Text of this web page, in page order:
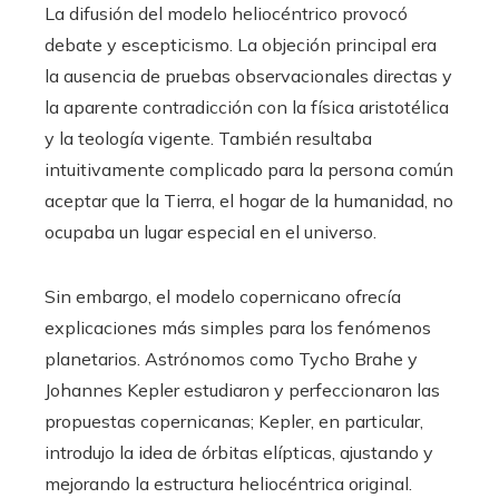
La difusión del modelo heliocéntrico provocó
debate y escepticismo. La objeción principal era
la ausencia de pruebas observacionales directas y
la aparente contradicción con la física aristotélica
y la teología vigente. También resultaba
intuitivamente complicado para la persona común
aceptar que la Tierra, el hogar de la humanidad, no
ocupaba un lugar especial en el universo.
Sin embargo, el modelo copernicano ofrecía
explicaciones más simples para los fenómenos
planetarios. Astrónomos como Tycho Brahe y
Johannes Kepler estudiaron y perfeccionaron las
propuestas copernicanas; Kepler, en particular,
introdujo la idea de órbitas elípticas, ajustando y
mejorando la estructura heliocéntrica original.